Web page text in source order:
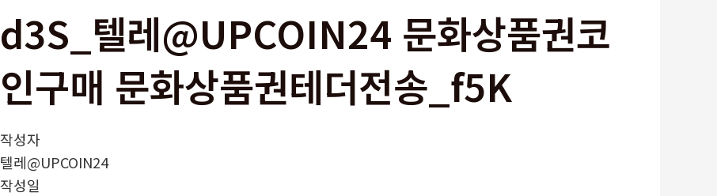
d3S_텔레@UPCOIN24 문화상품권코
인구매 문화상품권테더전송_f5K
작성자
텔레@UPCOIN24
작성일